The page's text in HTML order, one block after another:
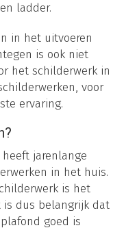
ladder.
in het uitvoeren
is ook niet
het schilderwerk in
voor
ervaring.
jarenlange
in het huis.
is het
is dus belangrijk dat
goed is